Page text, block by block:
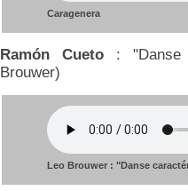
Caragenera
Ramón Cueto : "Danse
Brouwer)
Leo Brouwer : "Danse